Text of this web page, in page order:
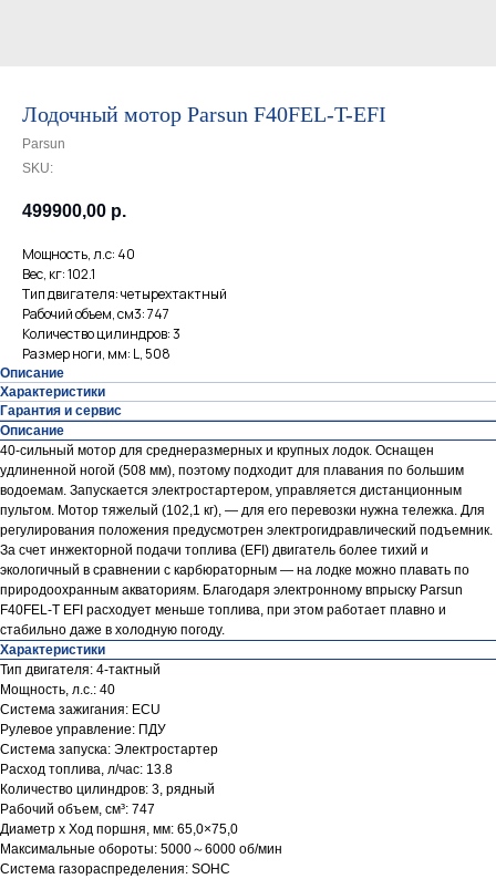
Лодочный мотор Parsun F40FEL-T-EFI
Parsun
SKU:
499900,00 р.
Мощность, л.с: 40
Вес, кг: 102.1
Тип двигателя: четырехтактный
Рабочий объем, см3: 747
Количество цилиндров: 3
Размер ноги, мм: L, 508
Описание
Характеристики
Гарантия и сервис
Описание
40-сильный мотор для среднеразмерных и крупных лодок. Оснащен
удлиненной ногой (508 мм), поэтому подходит для плавания по большим
водоемам. Запускается электростартером, управляется дистанционным
пультом. Мотор тяжелый (102,1 кг), — для его перевозки нужна тележка. Для
регулирования положения предусмотрен электрогидравлический подъемник.
За счет инжекторной подачи топлива (EFI) двигатель более тихий и
экологичный в сравнении с карбюраторным — на лодке можно плавать по
природоохранным акваториям. Благодаря электронному впрыску Parsun
F40FEL-T EFI расходует меньше топлива, при этом работает плавно и
стабильно даже в холодную погоду.
Характеристики
Тип двигателя: 4-тактный
Мощность, л.с.: 40
Система зажигания: ECU
Рулевое управление: ПДУ
Система запуска: Электростартер
Расход топлива, л/час: 13.8
Количество цилиндров: 3, рядный
Рабочий объем, см³: 747
Диаметр х Ход поршня, мм: 65,0×75,0
Максимальные обороты: 5000～6000 об/мин
Система газораспределения: SOHC